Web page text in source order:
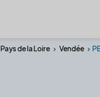
Pays de la Loire Vendée